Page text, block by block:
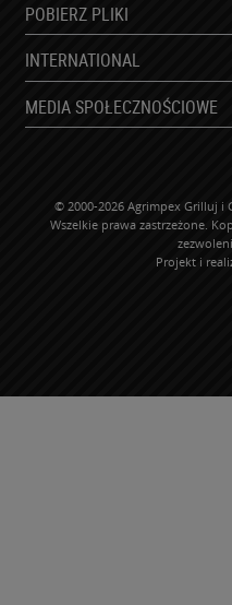
POBIERZ PLIKI
INTERNATIONAL
MEDIA SPOŁECZNOŚCIOWE
© 2000-2026 Agrimpex Grilluj i
Wszelkie prawa zastrzeżone.
Projekt i